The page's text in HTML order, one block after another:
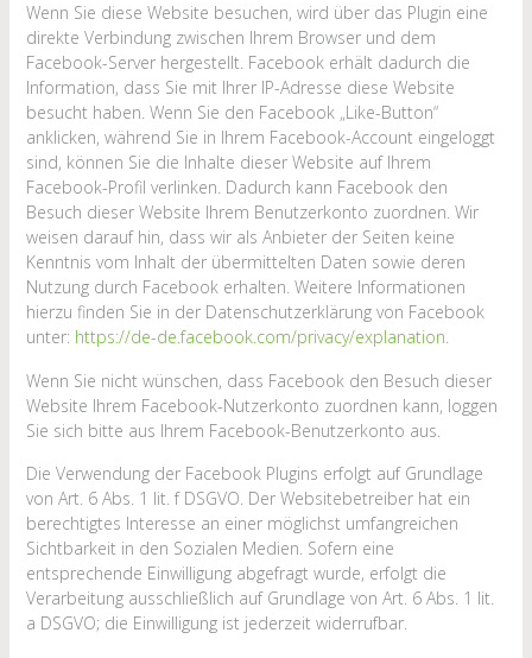
Wenn Sie diese Website besuchen, wird über das Plugin eine
direkte Verbindung zwischen Ihrem Browser und dem
Facebook-Server hergestellt. Facebook erhält dadurch die
Information, dass Sie mit Ihrer IP-Adresse diese Website
besucht haben. Wenn Sie den Facebook „Like-Button“
anklicken, während Sie in Ihrem Facebook-Account eingeloggt
sind, können Sie die Inhalte dieser Website auf Ihrem
Facebook-Profil verlinken. Dadurch kann Facebook den
Besuch dieser Website Ihrem Benutzerkonto zuordnen. Wir
weisen darauf hin, dass wir als Anbieter der Seiten keine
Kenntnis vom Inhalt der übermittelten Daten sowie deren
Nutzung durch Facebook erhalten. Weitere Informationen
hierzu finden Sie in der Datenschutzerklärung von Facebook
unter: https://de-de.facebook.com/privacy/explanation.
Wenn Sie nicht wünschen, dass Facebook den Besuch dieser
Website Ihrem Facebook-Nutzerkonto zuordnen kann, loggen
Sie sich bitte aus Ihrem Facebook-Benutzerkonto aus.
Die Verwendung der Facebook Plugins erfolgt auf Grundlage
von Art. 6 Abs. 1 lit. f DSGVO. Der Websitebetreiber hat ein
berechtigtes Interesse an einer möglichst umfangreichen
Sichtbarkeit in den Sozialen Medien. Sofern eine
entsprechende Einwilligung abgefragt wurde, erfolgt die
Verarbeitung ausschließlich auf Grundlage von Art. 6 Abs. 1 lit.
a DSGVO; die Einwilligung ist jederzeit widerrufbar.